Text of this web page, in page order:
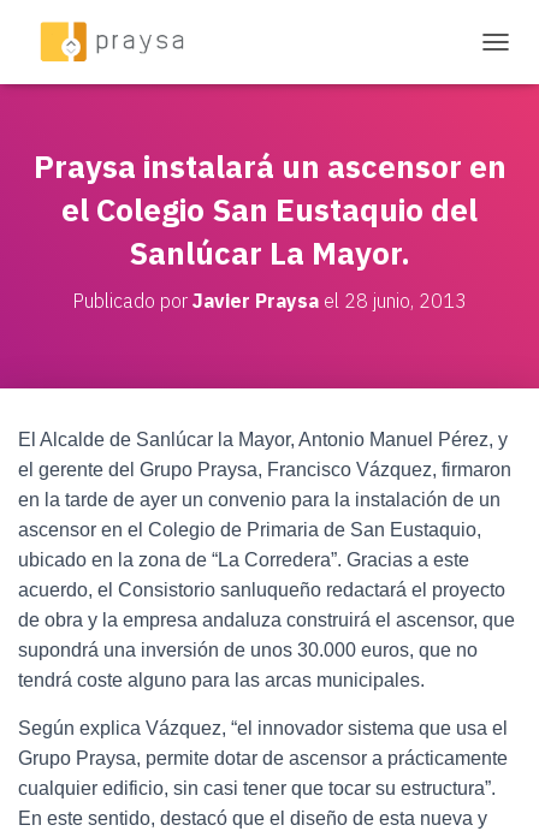
A
A
G
A
C
Praysa instalará un ascensor en
el Colegio San Eustaquio del
Sanlúcar La Mayor.
Publicado por Javier Praysa el 28 junio, 2013
El Alcalde de Sanlúcar la Mayor, Antonio Manuel Pérez, y
el gerente del Grupo Praysa, Francisco Vázquez, firmaron
en la tarde de ayer un convenio para la instalación de un
ascensor en el Colegio de Primaria de San Eustaquio,
ubicado en la zona de “La Corredera”. Gracias a este
acuerdo, el Consistorio sanluqueño redactará el proyecto
de obra y la empresa andaluza construirá el ascensor, que
supondrá una inversión de unos 30.000 euros, que no
tendrá coste alguno para las arcas municipales.
Según explica Vázquez, “el innovador sistema que usa el
Grupo Praysa, permite dotar de ascensor a prácticamente
cualquier edificio, sin casi tener que tocar su estructura”.
En este sentido, destacó que el diseño de esta nueva y